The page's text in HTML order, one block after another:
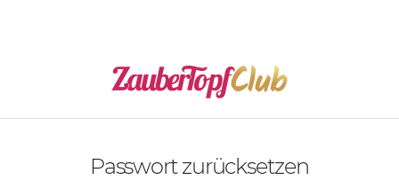
Passwort zurücksetzen